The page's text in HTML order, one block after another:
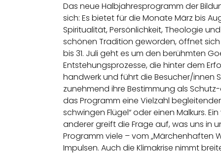
Das neue Halbjahresprogramm der
sich: Es bietet für die Monate März bis
Spiritualität, Persönlichkeit, Theologie
schönen Tradition geworden, öffnet sich
bis 31. Juli geht es um den berühmten
Entstehungsprozesse, die hinter dem
handwerk und führt die Besucher/innen
zunehmend ihre Bestimmung als
das Programm eine Vielzahl
schwingen Flügel“ oder einen Malkurs.
anderer greift die Frage auf, was uns in
Programm viele – vom „Märchenhaften
Impulsen. Auch die Klimakrise nimmt